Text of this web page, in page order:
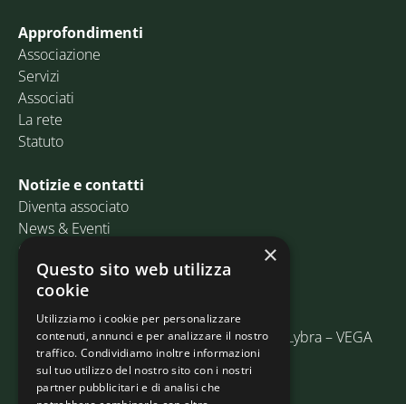
Approfondimenti
Associazione
Servizi
Associati
La rete
Statuto
Notizie e contatti
Diventa associato
News & Eventi
Contatti
Email:info@assosped.it
PEC: assospedvenezia@pec.fedespedi.it
Indirizzo: Via delle Industrie, 19/C Edificio Lybra – VEGA
30175 Marghera (VE)
×
Questo sito web utilizza
cookie
Utilizziamo i cookie per personalizzare
contenuti, annunci e per analizzare il nostro
traffico. Condividiamo inoltre informazioni
sul tuo utilizzo del nostro sito con i nostri
partner pubblicitari e di analisi che